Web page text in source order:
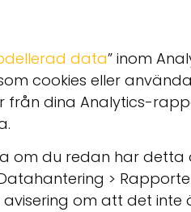
data” inom
cookies eller
från dina Analytics-
om du redan har
>
om att det inte